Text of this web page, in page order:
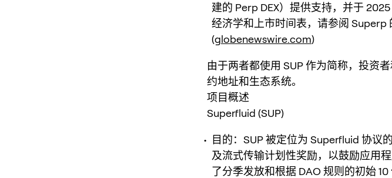
建的 Perp DEX）提供支持，并于
经济学和上市时间表，请参阅 Superp
(globenewswire.com)
由于两者都使用 SUP 作为简称，投资
约地址和生态系统。
项目概述
Superfluid (SUP)
目的：SUP 被定位为 Superfluid 协议
及流式传输计划性奖励，以鼓励应用
了分季发放和根据 DAO 规则的初始 10